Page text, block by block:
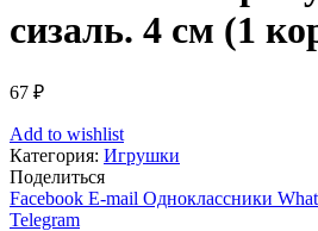
сизаль. 4 см (1
67 ₽
Add to wishlist
Категория: Игрушки
Поделиться
Facebook E-mail Одноклассники
Telegram